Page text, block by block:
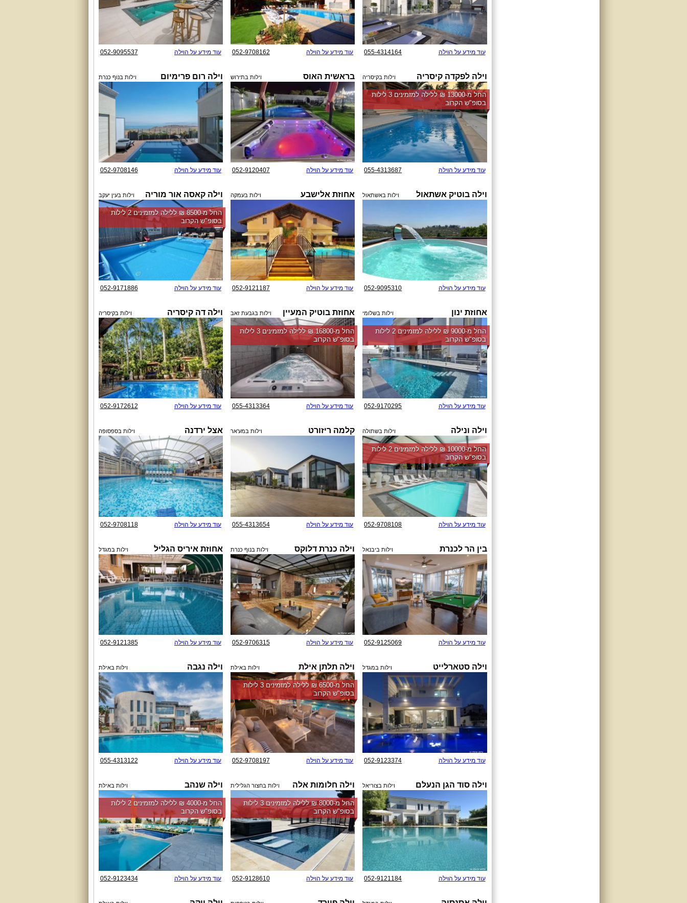
עוד מידע על הוילה 055-4314164 עוד מידע על הוילה 052-9708162 עוד מידע על הוילה 052-9095537
וילה לפקדה קיסריה וילות בקיסריה
החל מ-‏13000 ₪ ללילה למזמינים 3 לילות
בסופ"ש הקרוב
עוד מידע על הוילה 055-4313687
בראשית האוס וילות בתירוש
עוד מידע על הוילה 052-9120407
וילה רום פרימיום וילות בנוף כנרת
עוד מידע על הוילה 052-9708146
וילה בוטיק אשתאול וילות באשתאול
עוד מידע על הוילה 052-9095310
אחוזת אלישבע וילות בעמקה
עוד מידע על הוילה 052-9121187
וילה קאסה אור מוריה וילות בעין יעקב
החל מ-‏8500 ₪ ללילה למזמינים 2 לילות
בסופ"ש הקרוב
עוד מידע על הוילה 052-9171886
אחוזת ינון וילות בשלומי
החל מ-‏9000 ₪ ללילה למזמינים 2 לילות
בסופ"ש הקרוב
עוד מידע על הוילה 052-9170295
אחוזת בוטיק המעיין וילות בגבעת זאב
החל מ-‏16800 ₪ ללילה למזמינים 3 לילות
בסופ"ש הקרוב
עוד מידע על הוילה 055-4313364
וילה דה קיסריה וילות בקיסריה
עוד מידע על הוילה 052-9172612
וילה ונילה וילות בשתולה
החל מ-‏10000 ₪ ללילה למזמינים 2 לילות
בסופ"ש הקרוב
עוד מידע על הוילה 052-9708108
קלמה ריזורט וילות במע'אר
עוד מידע על הוילה 055-4313654
אצל ירדנה וילות בספסופה
עוד מידע על הוילה 052-9708118
בין הר לכנרת וילות ביבנאל
עוד מידע על הוילה 052-9125069
וילה כנרת דלוקס וילות בנוף כנרת
עוד מידע על הוילה 052-9706315
אחוזת איריס הגליל וילות במגדל
עוד מידע על הוילה 052-9121385
וילה סטארלייט וילות במגדל
עוד מידע על הוילה 052-9123374
וילה תלתן אילת וילות באילת
החל מ-‏6500 ₪ ללילה למזמינים 3 לילות
בסופ"ש הקרוב
עוד מידע על הוילה 052-9708197
וילה נגבה וילות באילת
עוד מידע על הוילה 055-4313122
וילה סוד הגן הנעלם וילות בצוריאל
עוד מידע על הוילה 052-9121184
וילה חלומות אלה וילות בחצור הגלילית
החל מ-‏8000 ₪ ללילה למזמינים 3 לילות
בסופ"ש הקרוב
עוד מידע על הוילה 052-9128610
וילה שנהב וילות באילת
החל מ-‏4000 ₪ ללילה למזמינים 2 לילות
בסופ"ש הקרוב
עוד מידע על הוילה 052-9123434